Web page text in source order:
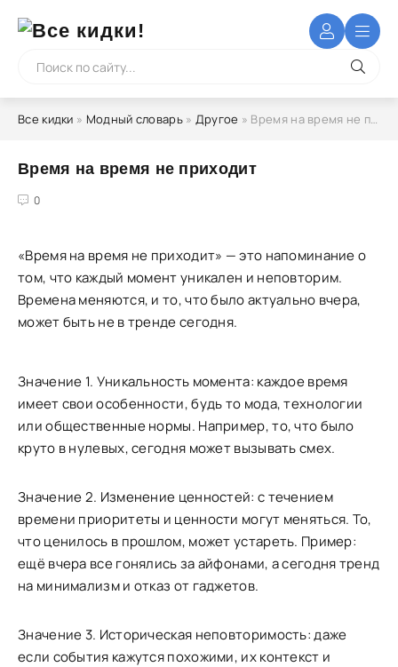
Все кидки » Модный словарь» Другое » Время на время не приходит
Время на время не приходит
0
5
«Время на время не приходит» — это напоминание о
том, что каждый момент уникален и неповторим.
Времена меняются, и то, что было актуально вчера,
может быть не в тренде сегодня.
Значение 1. Уникальность момента: каждое время
имеет свои особенности, будь то мода, технологии
или общественные нормы. Например, то, что было
круто в нулевых, сегодня может вызывать смех.
Значение 2. Изменение ценностей: с течением
времени приоритеты и ценности могут меняться. То,
что ценилось в прошлом, может устареть. Пример:
ещё вчера все гонялись за айфонами, а сегодня тренд
на минимализм и отказ от гаджетов.
Значение 3. Историческая неповторимость: даже
если события кажутся похожими, их контекст и